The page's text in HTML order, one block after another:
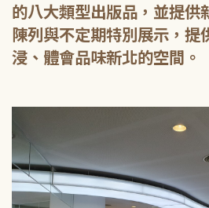
的八大類型出版品，並提
陳列與不定期特別展示，提
浸、體會品味新北的空間。